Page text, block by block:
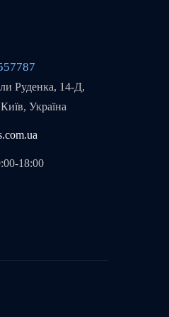
Руденка, 14-Д,
Україна
18:00